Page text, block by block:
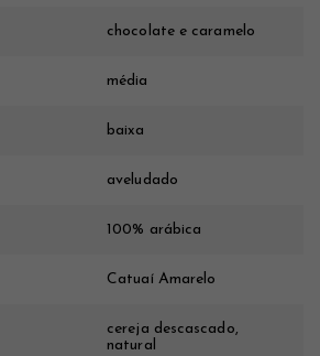
chocolate e caramelo
média
baixa
aveludado
100% arábica
Catuaí Amarelo
cereja descascado,
natural